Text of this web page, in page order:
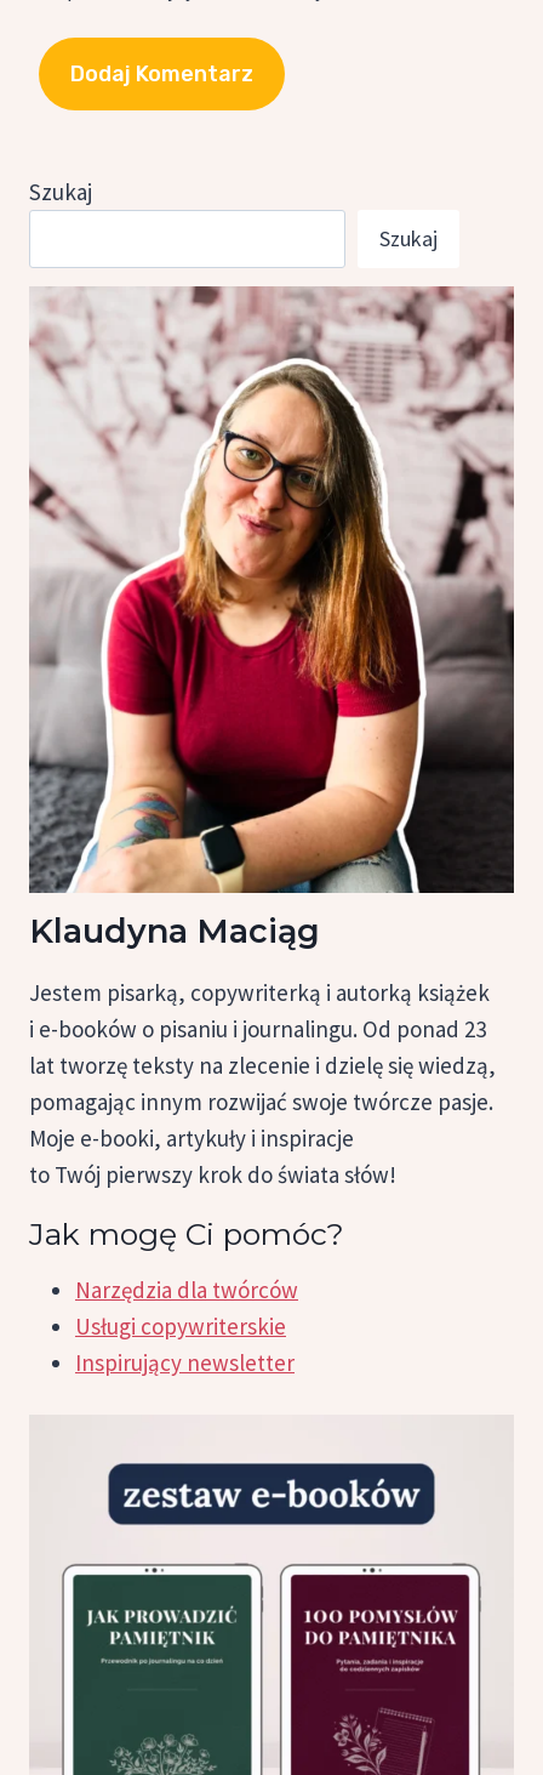
Szukaj
Szukaj
Klaudyna Maciąg
Jestem pisarką, copywriterką i autorką książek
i e-booków o pisaniu i journalingu. Od ponad 23
lat tworzę teksty na zlecenie i dzielę się wiedzą,
pomagając innym rozwijać swoje twórcze pasje.
Moje e-booki, artykuły i inspiracje
to Twój pierwszy krok do świata słów!
Jak mogę Ci pomóc?
Narzędzia dla twórców
Usługi copywriterskie
Inspirujący newsletter